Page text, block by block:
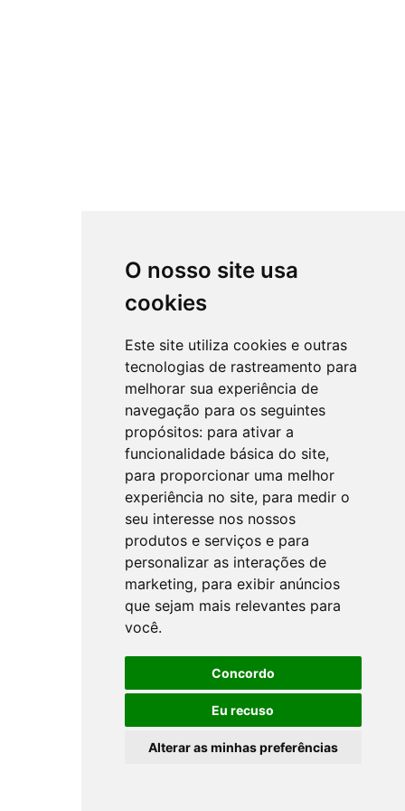
O nosso site usa
cookies
Este site utiliza cookies e outras
tecnologias de rastreamento para
melhorar sua experiência de
navegação para os seguintes
propósitos: para ativar a
funcionalidade básica do site,
para proporcionar uma melhor
experiência no site, para medir o
seu interesse nos nossos
produtos e serviços e para
personalizar as interações de
marketing, para exibir anúncios
que sejam mais relevantes para
você.
Concordo
Eu recuso
Alterar as minhas preferências